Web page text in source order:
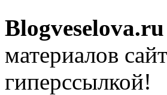
Blogveselova.ru
материалов
гиперссылкой!